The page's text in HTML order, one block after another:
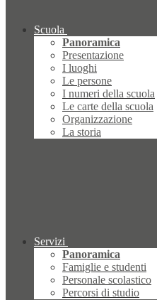
Scuola
Panoramica
Presentazione
I luoghi
Le persone
I numeri della scuola
Le carte della scuola
Organizzazione
La storia
Servizi
Panoramica
Famiglie e studenti
Personale scolastico
Percorsi di studio